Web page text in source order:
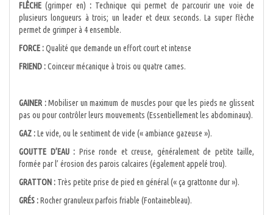
FLÊCHE (grimper en): Technique qui permet de parcourir une voie de
plusieurs longueurs à trois; un leader et deux seconds. La super flèche
permet de grimper à 4 ensemble.
FORCE :Qualité que demande un effort court et intense
FRIEND :Coinceur mécanique à trois ou quatre cames.
GAINER :Mobiliser un maximum de muscles pour que les pieds ne glissent
pas ou pour contrôler leurs mouvements (Essentiellement les abdominaux).
GAZ :Le vide, ou le sentiment de vide (« ambiance gazeuse »).
GOUTTE D’EAU : Prise ronde et creuse, généralement de petite taille,
formée par l’ érosion des parois calcaires (également appelé trou).
GRATTON : Très petite prise de pied en général (« ça grattonne dur »).
GRÉS :Rocher granuleux parfois friable (Fontainebleau).